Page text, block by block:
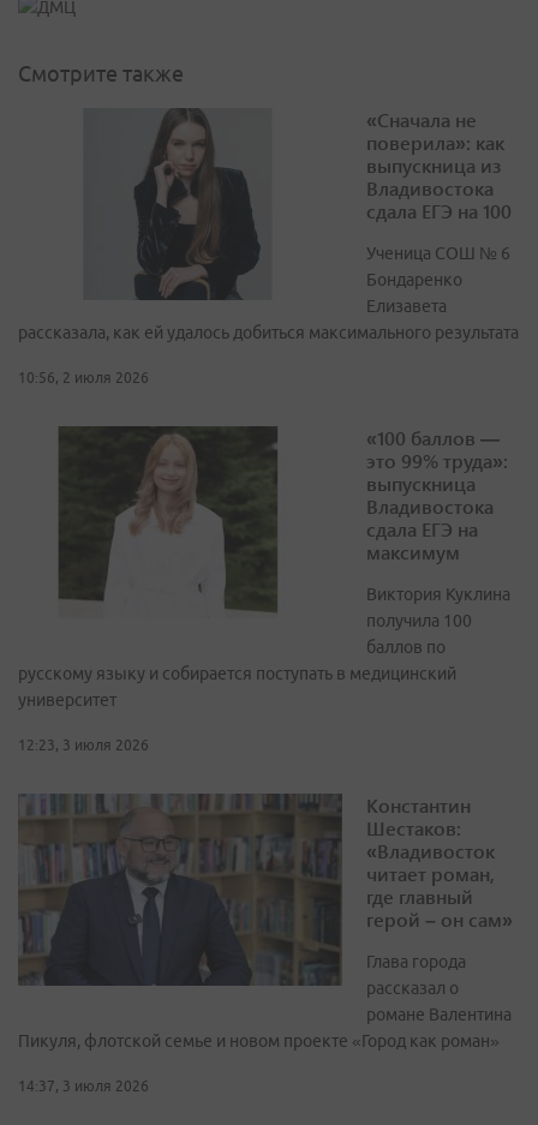
Смотрите также
«Сначала не
поверила»: как
выпускница из
Владивостока
сдала ЕГЭ на 100
Ученица СОШ № 6
Бондаренко
Елизавета
рассказала, как ей удалось добиться максимального результата
10:56, 2 июля 2026
«100 баллов —
это 99% труда»:
выпускница
Владивостока
сдала ЕГЭ на
максимум
Виктория Куклина
получила 100
баллов по
русскому языку и собирается поступать в медицинский
университет
12:23, 3 июля 2026
Константин
Шестаков:
«Владивосток
читает роман,
где главный
герой – он сам»
Глава города
рассказал о
романе Валентина
Пикуля, флотской семье и новом проекте «Город как роман»
14:37, 3 июля 2026